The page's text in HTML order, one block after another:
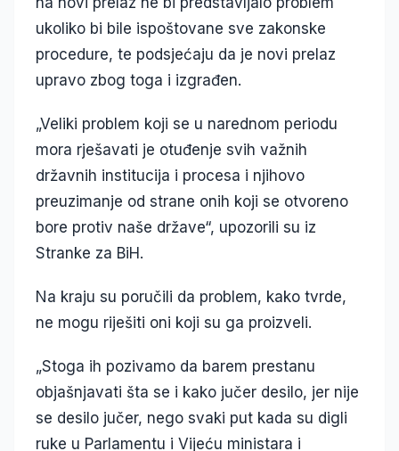
ukoliko bi bile ispoštovane sve zakonske
procedure, te podsjećaju da je novi prelaz
upravo zbog toga i izgrađen.
„Veliki problem koji se u narednom periodu
mora rješavati je otuđenje svih važnih
državnih institucija i procesa i njihovo
preuzimanje od strane onih koji se otvoreno
bore protiv naše države“, upozorili su iz
Stranke za BiH.
Na kraju su poručili da problem, kako tvrde,
ne mogu riješiti oni koji su ga proizveli.
„Stoga ih pozivamo da barem prestanu
objašnjavati šta se i kako jučer desilo, jer nije
se desilo jučer, nego svaki put kada su digli
ruke u Parlamentu i Vijeću ministara i